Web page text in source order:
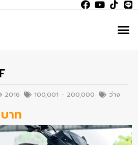
2016 100,001 - 200,000 ว่าง
าท